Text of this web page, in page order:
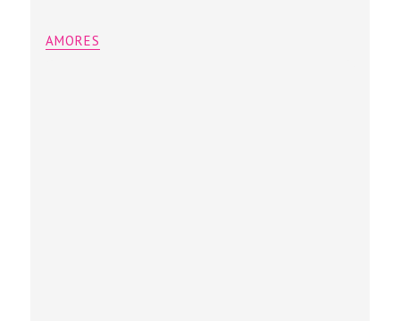
AMORES